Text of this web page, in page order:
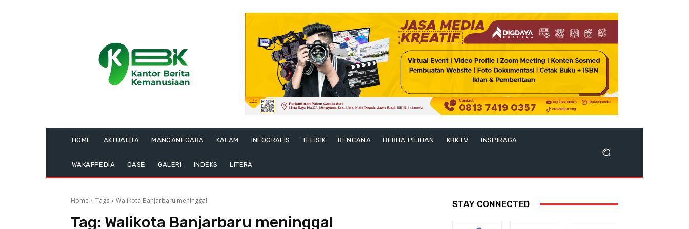
HOME AKTUALITA MANCANEGARA KALAM INFOGRAFIS TELISIK BENCANA BERITA PILIHAN KBK TV INSPIRAGA
WAKAFPEDIA OASE GALERI INDEKS LITERA
Home Tags Walikota Banjarbaru meninggal
Tag: Walikota Banjarbaru meninggal
STAY CONNECTED